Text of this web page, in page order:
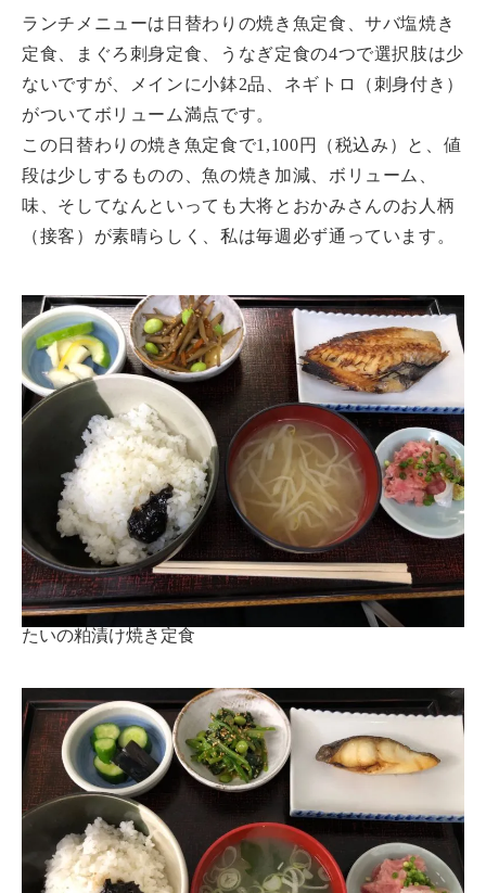
ランチメニューは日替わりの焼き魚定食、サバ塩焼き
定食、まぐろ刺身定食、うなぎ定食の4つで選択肢は少
ないですが、メインに小鉢2品、ネギトロ（刺身付き）
がついてボリューム満点です。
この日替わりの焼き魚定食で1,100円（税込み）と、値
段は少しするものの、魚の焼き加減、ボリューム、
味、そしてなんといっても大将とおかみさんのお人柄
（接客）が素晴らしく、私は毎週必ず通っています。
たいの粕漬け焼き定食